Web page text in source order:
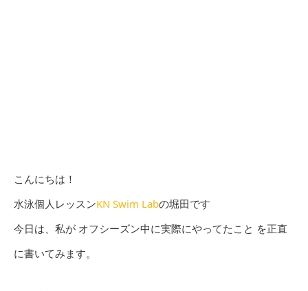
こんにちは！
水泳個人レッスンKN Swim Labの堀田です
今日は、私が オフシーズン中に実際にやってたこと を正直
に書いてみます。